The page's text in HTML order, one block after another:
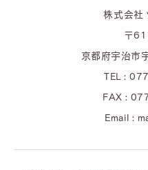
株式会社
〒
京都府宇治市
TEL :
FAX :
Email :